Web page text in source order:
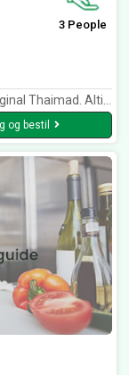
3 People
Thaimad. Altid.
og bestil